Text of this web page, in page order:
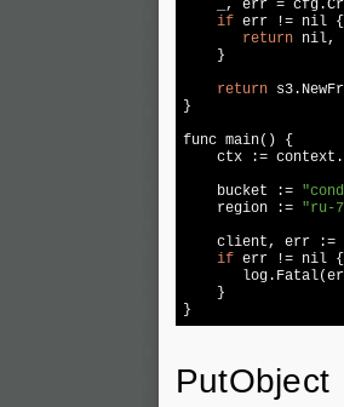
_, err =
if err != nil
return nil,
    }
return
}
func main() {
ctx :=
    bucket :=
    region :=
"ru-
client, err
if err != nil
    }
PutObject